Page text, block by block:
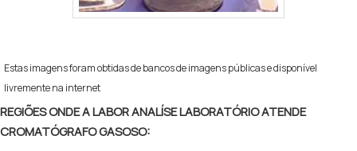
Estas imagens foram obtidas de bancos de imagens públicas e disponível
livremente na internet
REGIÕES ONDE A LABOR ANALÍSE LABORATÓRIO ATENDE
CROMATÓGRAFO GASOSO: